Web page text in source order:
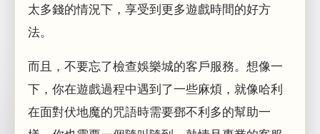
太多錢的情況下，享受到更多遊戲時間的好方
法。
而且，不要忘了檢查娛樂城的客戶服務。想像一
下，你在遊戲過程中遇到了一些麻煩，就像哈利
在面對伏地魔的咒語時需要鄧不利多的幫助一